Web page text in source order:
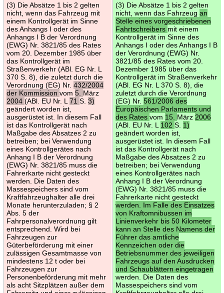
(3) Die Absätze 1 bis 2 gelten
nicht, wenn das Fahrzeug mit
einem Kontrollgerät im Sinne
des Anhangs I oder des
Anhangs I B der Verordnung
(EWG) Nr. 3821/85 des Rates
vom 20. Dezember 1985 über
das Kontrollgerät im
Straßenverkehr (ABl. EG Nr. L
370 S. 8), die zuletzt durch die
Verordnung (EG) Nr. 432/2004
der Kommission vom 5. März
2004 (ABl. EU Nr. L 71 S. 3)
geändert worden ist,
ausgerüstet ist. In diesem Fall
ist das Kontrollgerät nach
Maßgabe des Absatzes 2 zu
betreiben; bei Verwendung
eines Kontrollgerätes nach
Anhang I B der Verordnung
(EWG) Nr. 3821/85 muss die
Fahrerkarte nicht gesteckt
werden. Die Daten des
Massespeichers sind vom
Kraftfahrzeughalter alle drei
Monate herunterzuladen; § 2
Abs. 5 der
Fahrpersonalverordnung gilt
entsprechend. Wird bei
Fahrzeugen zur
Güterbeförderung mit einer
zulässigen Gesamtmasse von
mindestens 12 t oder bei
Fahrzeugen zur
Personenbeförderung mit mehr
als acht Sitzplätzen außer dem
(3) Die Absätze 1 bis 2 gelten
nicht, wenn das Fahrzeug an
Stelle eines vorgeschriebenen
Fahrtschreibers mit einem
Kontrollgerät im Sinne des
Anhangs I oder des Anhangs I B
der Verordnung (EWG) Nr.
3821/85 des Rates vom 20.
Dezember 1985 über das
Kontrollgerät im Straßenverkehr
(ABl. EG Nr. L 370 S. 8), die
zuletzt durch die Verordnung
(EG) Nr. 561/2006 des
Europäischen Parlaments und
des Rates vom 15. März 2006
(ABl. EU Nr. L 102 S. 1)
geändert worden ist,
ausgerüstet ist. In diesem Fall
ist das Kontrollgerät nach
Maßgabe des Absatzes 2 zu
betreiben; bei Verwendung
eines Kontrollgerätes nach
Anhang I B der Verordnung
(EWG) Nr. 3821/85 muss die
Fahrerkarte nicht gesteckt
werden. Im Falle des Einsatzes
von Kraftomnibussen im
Linienverkehr bis 50 Kilometer
kann an Stelle des Namens der
Führer das amtliche
Kennzeichen oder die
Betriebsnummer des jeweiligen
Fahrzeugs auf den Ausdrucken
und Schaublättern eingetragen
werden. Die Daten des
Massespeichers sind vom